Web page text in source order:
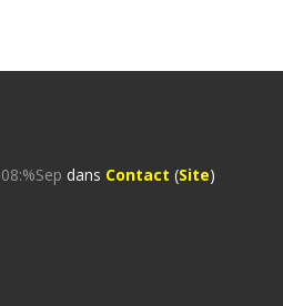
dans Contact (Site)